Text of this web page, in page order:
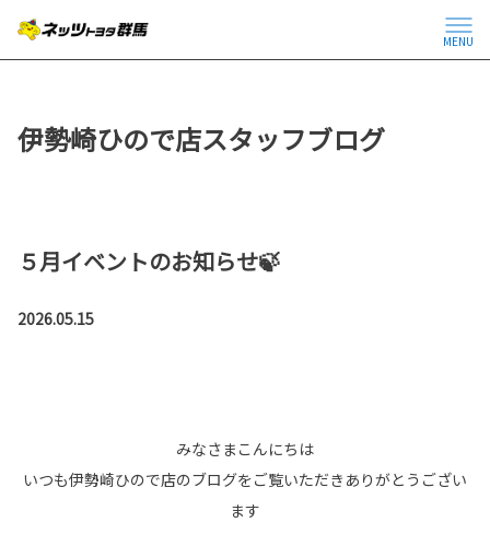
MENU
伊勢崎ひので店スタッフブログ
５月イベントのお知らせ🍃
2026.05.15
みなさまこんにちは
いつも伊勢崎ひので店のブログをご覧いただきありがとうござい
ます